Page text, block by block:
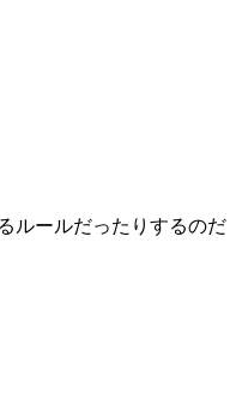
ルールだったりするのだ